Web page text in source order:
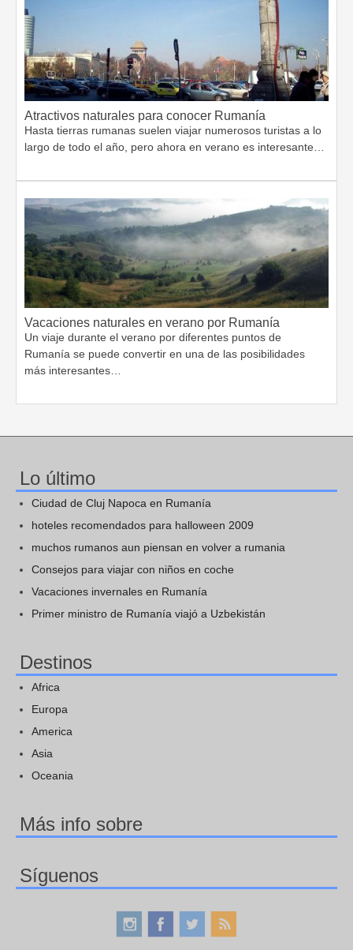
Atractivos naturales para conocer Rumanía
Hasta tierras rumanas suelen viajar numerosos turistas a lo
largo de todo el año, pero ahora en verano es interesante…
Vacaciones naturales en verano por Rumanía
Un viaje durante el verano por diferentes puntos de
Rumanía se puede convertir en una de las posibilidades
más interesantes…
Lo último
Ciudad de Cluj Napoca en Rumanía
hoteles recomendados para halloween 2009
muchos rumanos aun piensan en volver a rumania
Consejos para viajar con niños en coche
Vacaciones invernales en Rumanía
Primer ministro de Rumanía viajó a Uzbekistán
Destinos
Africa
Europa
America
Asia
Oceania
Más info sobre
Síguenos